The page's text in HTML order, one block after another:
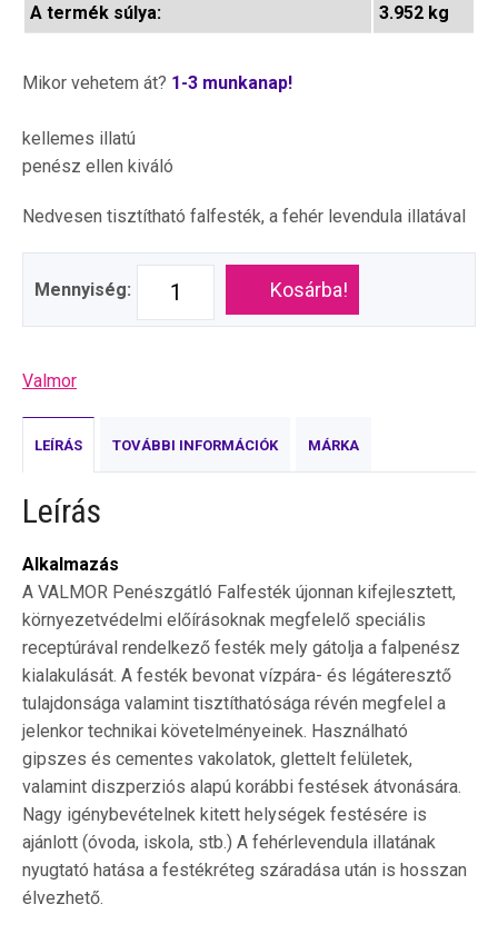
A termék súlya:
3.952 kg
Mikor vehetem át? 1-3 munkanap!
kellemes illatú
penész ellen kiváló
Nedvesen tisztítható falfesték, a fehér levendula illatával
Mennyiség: Kosárba!
Valmor
LEÍRÁS TOVÁBBI INFORMÁCIÓK MÁRKA
Leírás
Alkalmazás
A VALMOR Penészgátló Falfesték újonnan kifejlesztett,
környezetvédelmi előírásoknak megfelelő speciális
receptúrával rendelkező festék mely gátolja a falpenész
kialakulását. A festék bevonat vízpára- és légáteresztő
tulajdonsága valamint tisztíthatósága révén megfelel a
jelenkor technikai követelményeinek. Használható
gipszes és cementes vakolatok, glettelt felületek,
valamint diszperziós alapú korábbi festések átvonására.
Nagy igénybevételnek kitett helységek festésére is
ajánlott (óvoda, iskola, stb.) A fehérlevendula illatának
nyugtató hatása a festékréteg száradása után is hosszan
élvezhető.